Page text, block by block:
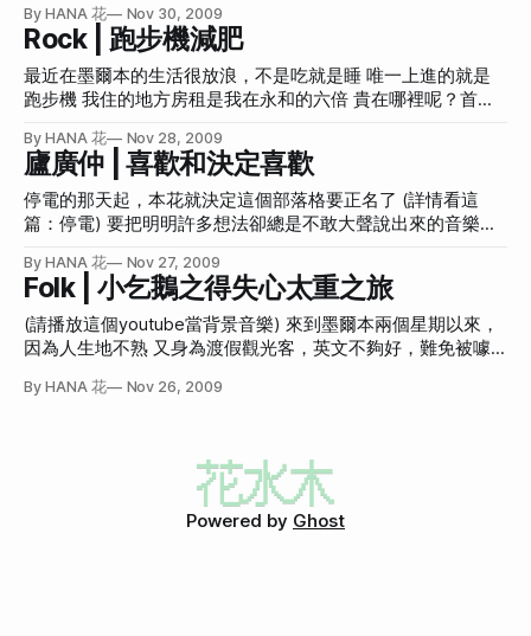
然後回台北 當然中途不只停一次 早上7:40出發，停過很多地
方讓我們下去拍照尿尿吃飯買紀念品 這種格式的旅程也是要
台幣4500元呢 最讓我吃驚的是 路上還遇到大傻投胎轉世的狗
不是啦 最讓我吃驚的 是非常有名的十二門徒石（Twelve
Apostles） 先看看官方照片 海邊突起聳立的大巨岩的確很壯
觀 我就是想看這個才買這個旅程的 到了現場之後，也真的是
看到了 我確定我是站在跟官方網站拍照的同一地點拍的，這
名字是哪來的？跟英文名字完全不搭嘎 還有 太陽能發電錄音
室遇到雨天怎辦？ {democracy:43} 今早想前往[Puffing Billy]
(http://www.puffingbilly.com.au/)看老火車 ![Thomas Train]
(http://hanamizuki.tw/wp-content/plugins/jquery-image-
太晚 (蔣中正是個被捧成英雄、自以為與眾不同的庸才) 整個
晚上都夢到清共剿共 所以睡到很晚… 我們出去旅遊真的很欠
做功課 今天下午到了火車站 徬徨無助時 (沒有人事先查要怎麼
去 只知道似乎是跟火車站有關) 站務人員主動詢問我們晃來晃
去在尬麻 我們說想看老火車 (連Puffing Billy這個字都沒事先
By HANA 花 Nov 30, 2009
Rock | 跑步機減肥
最近在墨爾本的生活很放浪，不是吃就是睡 唯一上進的就是
跑步機 我住的地方房租是我在永和的六倍 貴在哪裡呢？首先
值回票價 我每天都非常完好的使用著健身房 本公主(又稱本
花)之前可是從來不上健身房的 要跑步的話就到路上跑 騎腳踏
車就騎真的 一直原地踏步又浪費國家資源真是很白痴 不過這
陣子下來看來健身設備還是有他存在的目的 因為真的很方便
健身設備了 不然外面下雨、太熱、鑰匙不見、運動褲太醜、
頭髮太亂等等藉口 太容易讓實際的出門跑步打退堂鼓 n
{democracy:39}我現在每天跑跑步機，規則是： 「必要值」
全部達到，或是「選擇值」達到其一 必要：2000公尺 && 20
分鐘 && 150卡路里 選擇：3000公尺 || 30分鐘 || 200卡路里
也就是說我一般來說都要達成必要值 但如果真的很急，
By HANA 花 Nov 28, 2009
廬廣仲 | 喜歡和決定喜歡
停電的那天起，本花就決定這個部落格要正名了 (詳情看這
篇：停電) 要把明明許多想法卻總是不敢大聲說出來的音樂心
有背景音樂，不過今天的歌先別播放 我等一下叫你播再播 我
對音樂的感覺因為一些奇妙的歷練 變得不那麼純粹，也就是
說有點便秘就是了 明明有東西 就是出不來 堆積在裡面然後只
能小顆小顆的出來，毫無爽度 現在正復健中 前兩天介紹的音
的音樂，邀請椎名林檎來主唱 SOIL & PIMP SESSIONS是日本
吵得要命我也愛不釋耳 放的屁都是香的 曾經因為怕她影響我
寫歌方向我還不聽她的東西 結果悶得我便秘的更慘 對於喜歡
這件事情 有分兩種情況 一種是「喜歡」，一種是「決定要喜
By HANA 花 Nov 27, 2009
Folk | 小乞鵝之得失心太重之旅
(請播放這個youtube當背景音樂) 來到墨爾本兩個星期以來，
因為人生地不熟 又身為渡假觀光客，英文不夠好，難免被噱
價買到 (有的還不到半價) 還真有種內臟被奶油灌滿的痛苦 到
不是遊記，怕誤導SEO所以關鍵地名都有錯字請多多包涵) 最
主要是他願意有耐心地聽台式英文講慢速英文 另一方面是他
By HANA 花 Nov 26, 2009
Powered by Ghost